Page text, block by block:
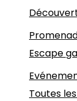
Escape
Toutes